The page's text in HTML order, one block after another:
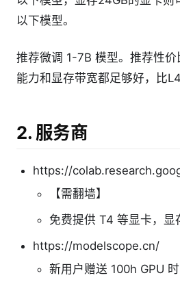
以下模型。
推荐微调 1-7B 模型。推荐性
能力和显存带宽都足够好，比
2. 服务商
https://
【需翻墙】
免费提供 T4 等显卡，显
https://modelscope.cn/
新用户赠送 100h GPU